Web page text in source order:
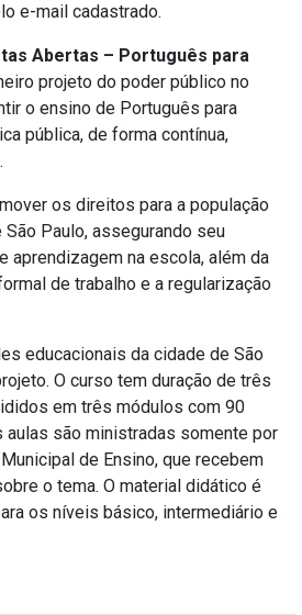
e-mail cadastrado.
Abertas – Português para
projeto do poder público no
o ensino de Português para
pública, de forma contínua,
os direitos para a população
Paulo, assegurando seu
aprendizagem na escola, além da
de trabalho e a regularização
educacionais da cidade de São
O curso tem duração de três
em três módulos com 90
aulas são ministradas somente por
de Ensino, que recebem
o tema. O material didático é
os níveis básico, intermediário e